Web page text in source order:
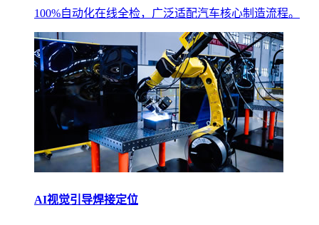
100%自动化在线全检，广泛适配汽车核心制造流程。
AI视觉引导焊接定位